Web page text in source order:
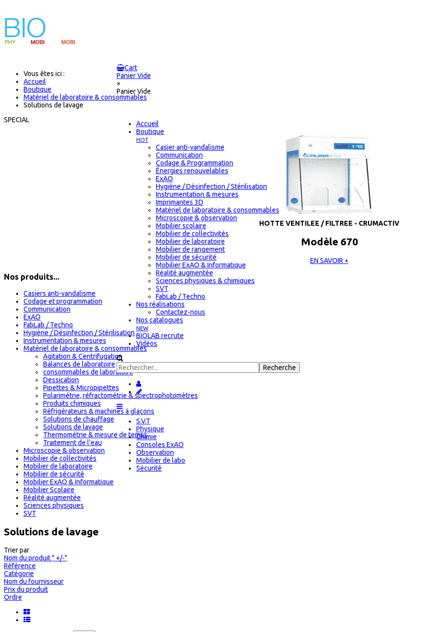
Cart
Panier Vide
×
Panier Vide
Accueil
Boutique
HOT
Casier anti-vandalisme
Communication
Codage & Programmation
Énergies renouvelables
ExAO
Hygiène / Désinfection / Stérilisation
Instrumentation & mesures
Imprimantes 3D
Matériel de laboratoire & consommables
Microscopie & observation
Mobilier scolaire
Mobilier de collectivités
Mobilier de laboratoire
Mobilier de rangement
Mobilier de sécurité
Mobilier ExAO & Informatique
Réalité augmentée
Sciences physiques & chimiques
SVT
FabLab / Techno
Nos réalisations
Contactez-nous
Nos catalogues
NEW
BIOLAB recrute
Vidéos
S.V.T
Physique
Chimie
Consoles ExAO
Observation
Mobilier de labo
Sécurité
Vous êtes ici :
Accueil
Boutique
Matériel de laboratoire & consommables
Solutions de lavage
SPECIAL
HOTTE VENTILEE / FILTREE - CRUMACTIV
Modèle 670
EN SAVOIR +
Nos produits...
Casiers anti-vandalisme
Codage et programmation
Communication
ExAO
FabLab / Techno
Hygiène / Désinfection / Stérilisation
Instrumentation & mesures
Matériel de laboratoire & consommables
Agitation & Centrifugation
Balances de laboratoire
consommables de laboratoire
Dessication
Pipettes & Micropipettes
Polarimétrie, réfractométrie & spectrophotomètres
Produits chimiques
Réfrigérateurs & machines à glaçons
Solutions de chauffage
Solutions de lavage
Thermométrie & mesure de temps
Traitement de l'eau
Microscopie & observation
Mobilier de collectivités
Mobilier de laboratoire
Mobilier de sécurité
Mobilier ExAO & Informatique
Mobilier Scolaire
Réalité augmentée
Sciences physiques
SVT
Solutions de lavage
Trier par
Nom du produit " +/-"
Référence
Catégorie
Nom du fournisseur
Prix du produit
Ordre